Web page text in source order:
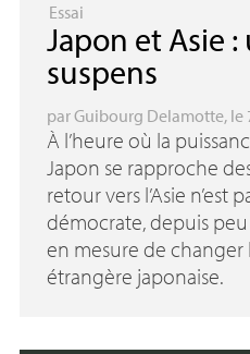
Essai
Japon et Asie
suspens
parGuibourg Delamotte, le
À l’heure où la
Japon se rapproche
retour vers l’Asie n’est
démocrate, depuis peu
en mesure de
étrangère japonaise.